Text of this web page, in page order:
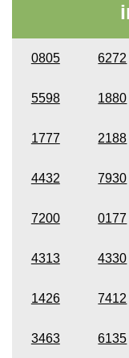
0805 6272
5598 1880
1777 2188
4432 7930
7200 0177
4313 4330
1426 7412
3463 6135